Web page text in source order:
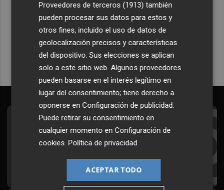
Plaza Podcast en tu correo
Quiero suscribirme
Suscríbete al Boletín
Todos los días a primera hora en tu email
¡Quiero suscribirme!
Proveedores de terceros (1913) también
pueden procesar sus datos para estos y
otros fines, incluido el uso de datos de
geolocalización precisos y características
del dispositivo. Sus elecciones se aplican
solo a este sitio web. Algunos proveedores
pueden basarse en el interés legítimo en
lugar del consentimiento; tiene derecho a
oponerse enConfiguración de publicidad
Puede retirar su consentimiento en
cualquier momento enConfiguración de
cookies .Política de privacidad
ACEPTAR TODO